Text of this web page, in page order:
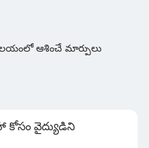
ఆశించే మార్పులు
వైద్యుడిని